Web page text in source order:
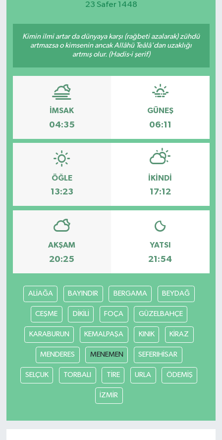
23 Safer 1448
Kimin ilmi artar da dünyaya karşı (rağbeti azalarak) zühdü
artmazsa o kimsenin ancak Allâhü Teâlâ'dan uzaklığı
artmış olur. (Hadis-i şerif)
İMSAK
04:35
GÜNEŞ
06:11
ÖĞLE
13:23
İKINDI
17:12
AKŞAM
20:25
YATSI
21:54
ALİAĞA BAYINDIR BERGAMA BEYDAĞ
CEŞME DİKİLİ FOÇA GÜZELBAHÇE
KARABURUN KEMALPAŞA KINIK KİRAZ
MENDERES MENEMEN SEFERIHİSAR
SELÇUK TORBALI TİRE URLA ÖDEMİŞ
İZMİR